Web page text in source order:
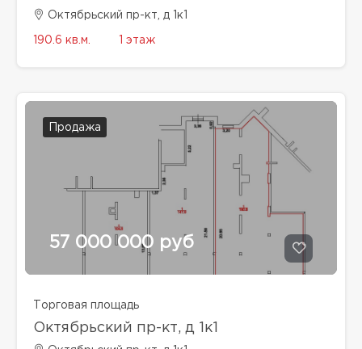
Октябрьский пр-кт, д 1к1
190.6 кв.м. 1 этаж
Продажа
57 000 000 руб
Торговая площадь
Октябрьский пр-кт, д 1к1